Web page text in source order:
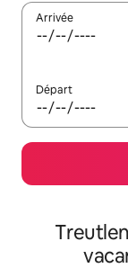
Arrivée
Départ